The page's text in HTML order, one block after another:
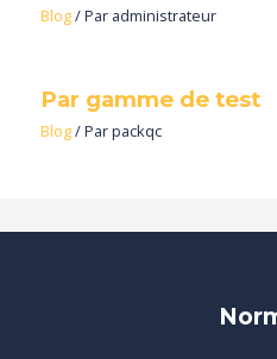
Blog/ Par administrateur
Par gamme de test
Blog/ Parpackqc